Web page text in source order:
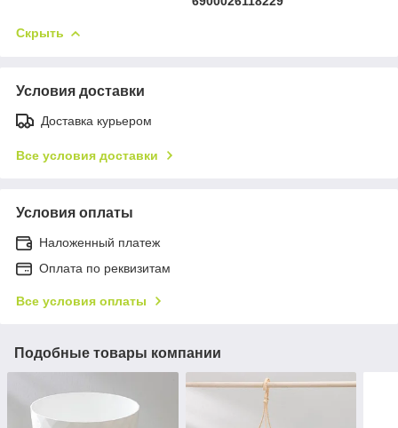
Скрыть
Условия доставки
Доставка курьером
Все условия доставки
Условия оплаты
Наложенный платеж
Оплата по реквизитам
Все условия оплаты
Подобные товары компании